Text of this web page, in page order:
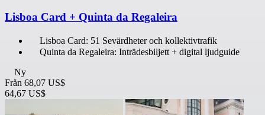
Lisboa Card + Quinta da Regaleira
Lisboa Card: 51 Sevärdheter och kollektivtrafik
Quinta da Regaleira: Inträdesbiljett + digital ljudguide
Ny
Från 68,07 US$
64,67 US$